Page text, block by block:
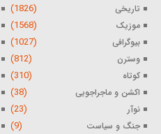
تاریخی (1826)
موزیک (1568)
بیوگرافی (1027)
وسترن (812)
کوتاه (310)
اکشن و ماجراجویی (38)
نوآر (23)
جنگ و سیاست (9)